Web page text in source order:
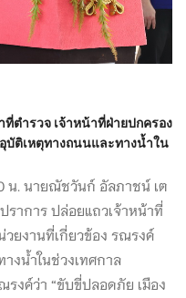
ตำรวจ เจ้าหน้าที่ฝ่ายปกครอง
ติเหตุทางถนนและทางน้ำใน
น. นายณัชวันก์ อัลภาชน์ เต
ราการ ปล่อยแถวเจ้าหน้าที่
วยงานที่เกี่ยวข้อง รณรงค์
งน้ำในช่วงเทศกาล
งค์ว่า “ขับขี่ปลอดภัย เมือง